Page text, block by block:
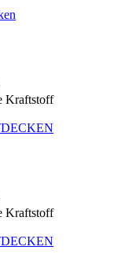
Kraftstoff
Kraftstoff